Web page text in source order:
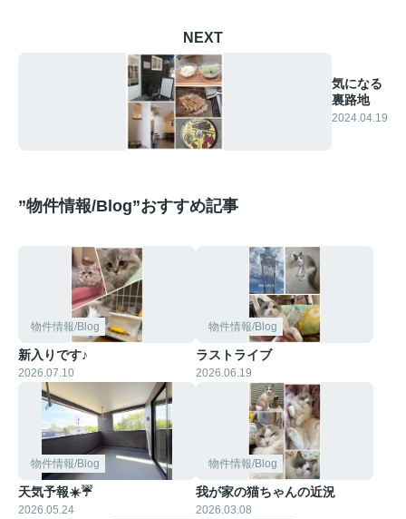
NEXT
気になる
裏路地
2024.04.19
”物件情報/Blog”おすすめ記事
物件情報/Blog
新入りです♪
2026.07.10
物件情報/Blog
ラストライブ
2026.06.19
物件情報/Blog
天気予報☀️☔
2026.05.24
物件情報/Blog
我が家の猫ちゃんの近況
2026.03.08